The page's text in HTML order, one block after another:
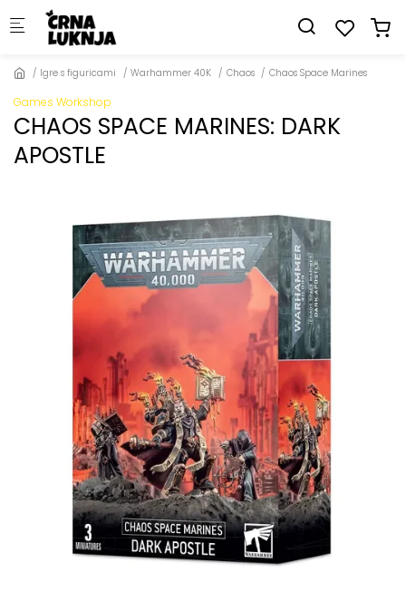
Skip to main content
Igre s figuricami Warhammer 40K Chaos Chaos Space Marines
Games Workshop
CHAOS SPACE MARINES: DARK
APOSTLE